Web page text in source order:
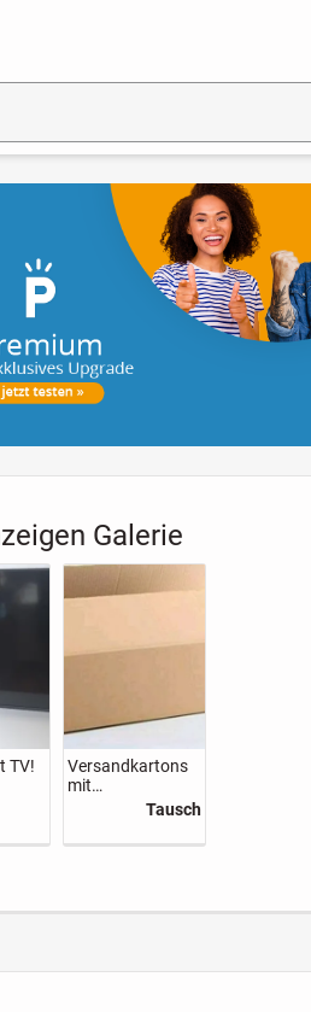
Galerie
TV!
Versandkartons
mit
Verpackungsmat
Tausch